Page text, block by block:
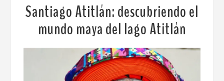
Santiago Atitlán: descubriendo el
mundo maya del lago Atitlán